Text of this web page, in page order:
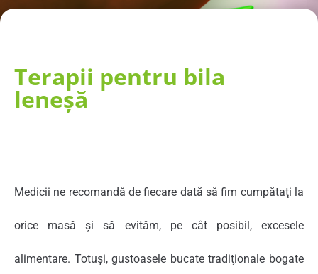
Terapii pentru bila
leneşă
Medicii ne recomandă de fiecare dată să fim cumpătaţi la
orice masă şi să evităm, pe cât posibil, excesele
alimentare. Totuşi, gustoasele bucate tradiţionale bogate